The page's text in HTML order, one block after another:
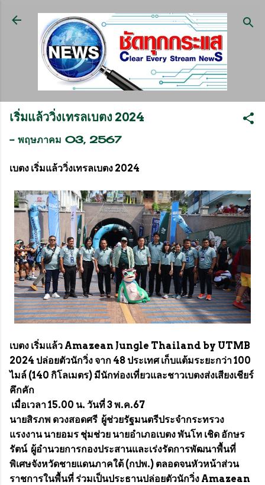
ข้ามไปที่เนื้อหาหลัก
เริ่มแล้ววิ่งเทรลเบตง 2024
- พฤษภาคม 03, 2567
เบตง เริ่มแล้ววิ่งเทรลเบตง 2024
เบตง เริ่มแล้ว Amazean Jungle Thailand by UTMB
2024 ปล่อยตัวนักวิ่ง จาก 48 ประเทศ เก็บแต้มระยะกว่า 100
ไมล์ (140 กิโลเมตร) มีนักท่องเที่ยวและชาวเบตงส่งเสียงเชียร์
คึกคัก
เมื่อเวลา 15.00 น. วันที่ 3 พ.ค.67
นายสิรภพ ดวงสอดศรี ผู้ช่วยรัฐมนตรีประจำกระทรวง
แรงงาน นายอมร ชุ่มช่วย นายอำเภอเบตง พันโท เชิด อักษร
รัตน์ ผู้อำนวยการกองประสานและเร่งรัดการพัฒนาพื้นที่
พิเศษจังหวัดชายแดนภาคใต้ (กปพ.) ตลอดจนหัวหน้าส่วน
ราชการในพื้นที่ ร่วมเป็นประธานปล่อยตัวนักวิ่ง Amazean